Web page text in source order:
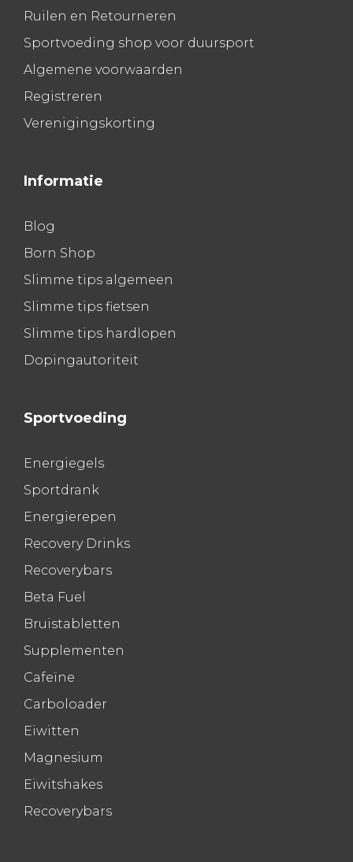
Ruilen en Retourneren
Sportvoeding shop voor duursport
Algemene voorwaarden
Registreren
Verenigingskorting
Informatie
Blog
Born Shop
Slimme tips algemeen
Slimme tips fietsen
Slimme tips hardlopen
Dopingautoriteit
Sportvoeding
Energiegels
Sportdrank
Energierepen
Recovery Drinks
Recoverybars
Beta Fuel
Bruistabletten
Supplementen
Cafeïne
Carboloader
Eiwitten
Magnesium
Eiwitshakes
Recoverybars